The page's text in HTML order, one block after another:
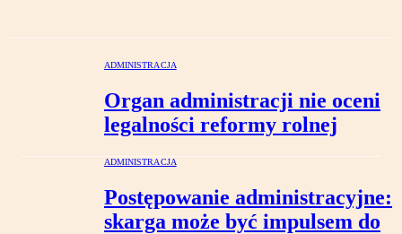
ADMINISTRACJA
Organ administracji nie oceni
legalności reformy rolnej
ADMINISTRACJA
Postępowanie administracyjne:
skarga może być impulsem do